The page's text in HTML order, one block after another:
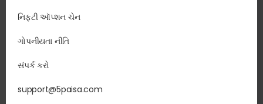
નિફ્ટી ઑપ્શન ચેન
ગોપનીયતા નીતિ
સંપર્ક કરો
support@5paisa.com